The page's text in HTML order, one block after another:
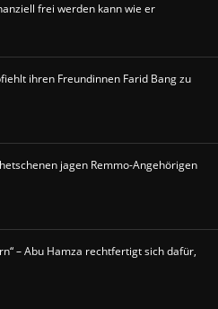
frei werden kann wie er
ihren Freundinnen Farid Bang zu
jagen Remmo-Angehörigen
– Abu Hamza rechtfertigt sich dafür,